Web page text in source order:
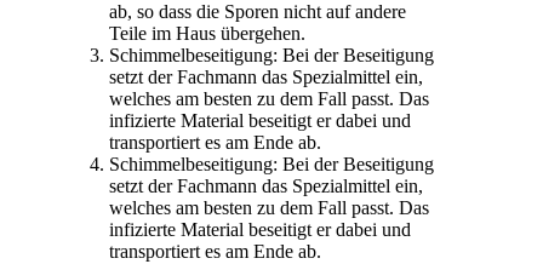
ab, so dass die Sporen nicht auf andere
Teile im Haus übergehen.
Schimmelbeseitigung: Bei der Beseitigung
setzt der Fachmann das Spezialmittel ein,
welches am besten zu dem Fall passt. Das
infizierte Material beseitigt er dabei und
transportiert es am Ende ab.
Schimmelbeseitigung: Bei der Beseitigung
setzt der Fachmann das Spezialmittel ein,
welches am besten zu dem Fall passt. Das
infizierte Material beseitigt er dabei und
transportiert es am Ende ab.